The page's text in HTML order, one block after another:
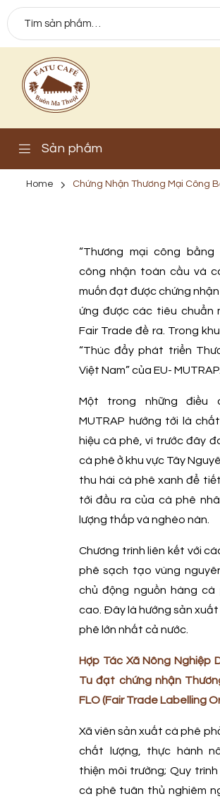
Sản phẩm
Home Chứng Nhận Thương Mại Công
“Thương mại công
công nhận toàn cầu và
muốn đạt được chứng
ứng được các tiêu chuẩn
Fair Trade đề ra. Trong
“Thúc đẩy phát triển
Việt Nam” của EU- MUTRAP.
Một trong những điều
MUTRAP hướng tới là
hiệu cà phê, vì trước đây
cà phê ở khu vực Tây
thu hái cà phê xanh để
tới đầu ra của cà phê
lượng thấp và nghèo nàn.
Chương trình liên kết với
phê sạch tạo vùng
chủ động nguồn hàng
cao. Ðây là hướng sản
phê lớn nhất cả nước.
Hợp Tác Xã Nông Nghiệp
Tu đạt chứng nhận
FLO (Fair Trade Labelling
Xã viên sản xuất cà phê
chất lượng, thực hành
thiện môi trường; Quy
cà phê tuân thủ nghiêm